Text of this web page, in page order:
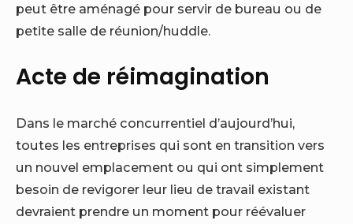
peut être aménagé pour servir de bureau ou de
petite salle de réunion/huddle.
Acte de réimagination
Dans le marché concurrentiel d’aujourd’hui,
toutes les entreprises qui sont en transition vers
un nouvel emplacement ou qui ont simplement
besoin de revigorer leur lieu de travail existant
devraient prendre un moment pour réévaluer